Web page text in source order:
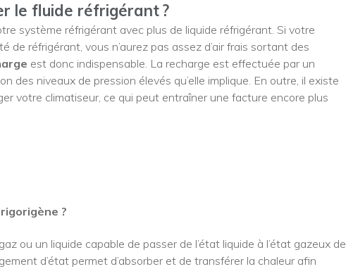
le fluide réfrigérant ?
système réfrigérant avec plus de liquide réfrigérant. Si votre
de réfrigérant, vous n’aurez pas assez d’air frais sortant des
est donc indispensable. La recharge est effectuée par un
des niveaux de pression élevés qu’elle implique. En outre, il existe
votre climatiseur, ce qui peut entraîner une facture encore plus
?
ou un liquide capable de passer de l’état liquide à l’état gazeux de
d’état permet d’absorber et de transférer la chaleur afin